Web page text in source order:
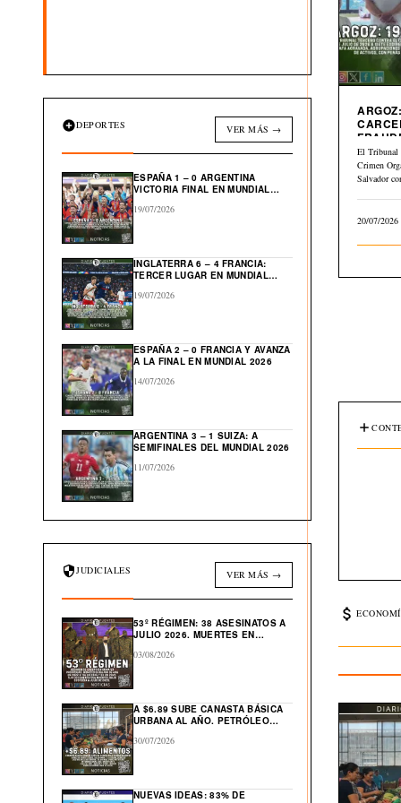
DEPORTES VER MÁS →
ESPAÑA 1 – 0 ARGENTINA
VICTORIA FINAL EN MUNDIAL
19/07/2026
INGLATERRA 6 – 4 FRANCIA:
TERCER LUGAR EN MUNDIAL
19/07/2026
ESPAÑA 2 – 0 FRANCIA Y AVANZA
A LA FINAL EN MUNDIAL 2026
14/07/2026
ARGENTINA 3 – 1 SUIZA: A
SEMIFINALES DEL MUNDIAL 2026
11/07/2026
JUDICIALES VER MÁS →
53º RÉGIMEN: 38 ASESINATOS A
JULIO 2026. MUERTES EN
03/08/2026
A $6.89 SUBE CANASTA BÁSICA
URBANA AL AÑO. PETRÓLEO
30/07/2026
NUEVAS IDEAS: 83% DE
El Tribunal
Crimen
Salvador
20/07/2026